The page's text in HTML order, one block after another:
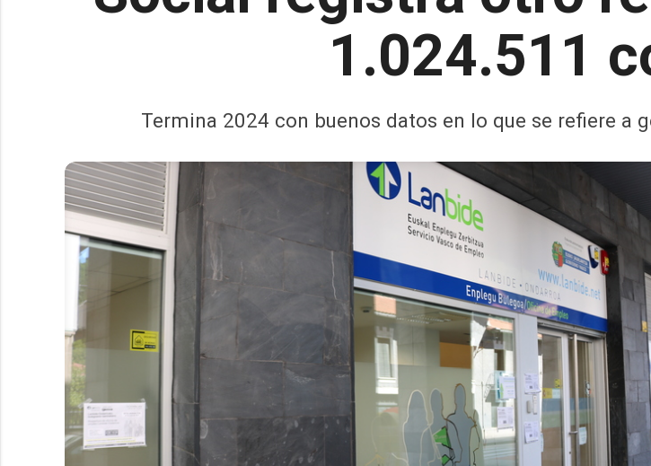
1.024.511
Termina 2024 con buenos datos en lo que se refiere a